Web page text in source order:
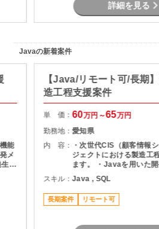
詳細を見る
Javaの新着案件
能
メ
【Java/リモート可/長期
造工程支援案件
単 価：60万円～65万円
勤務地：愛知県
内 容：
・次世代CIS（顧客情報
ジェクトにおける製造工
ます。 ・Javaを用いた
施（Junit） ・Oracle環
程を中心とした開発支援
スキル：Java , SQL
長期案件 リモート可